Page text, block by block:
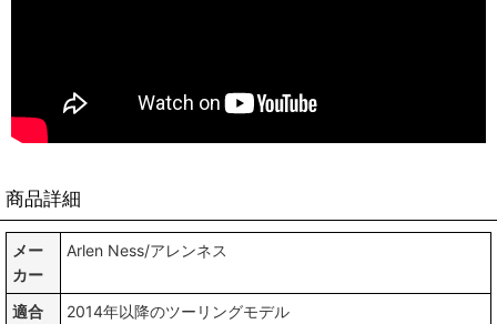
商品詳細
メー
カー
Arlen Ness/アレンネス
適合
2014年以降のツーリングモデル